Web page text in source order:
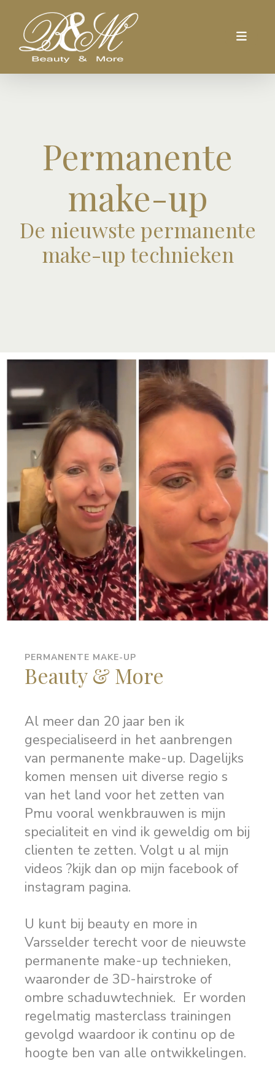
Permanente
make-up
De nieuwste permanente
make-up technieken
PERMANENTE MAKE-UP
Beauty & More
Al meer dan 20 jaar ben ik
gespecialiseerd in het aanbrengen
van permanente make-up. Dagelijks
komen mensen uit diverse regio s
van het land voor het zetten van
Pmu vooral wenkbrauwen is mijn
specialiteit en vind ik geweldig om bij
clienten te zetten. Volgt u al mijn
videos ?kijk dan op mijn facebook of
instagram pagina.
U kunt bij beauty en more in
Varsselder terecht voor de nieuwste
permanente make-up technieken,
waaronder de 3D-hairstroke of
ombre schaduwtechniek. Er worden
regelmatig masterclass trainingen
gevolgd waardoor ik continu op de
hoogte ben van alle ontwikkelingen.